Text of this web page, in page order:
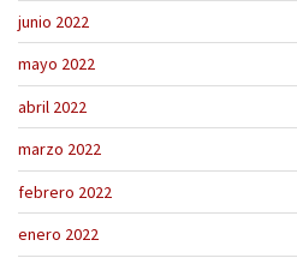
junio 2022
mayo 2022
abril 2022
marzo 2022
febrero 2022
enero 2022